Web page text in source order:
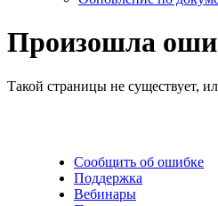
Произошла
Такой страницы не существует,
Сообщить об ошибке
Поддержка
Вебинары